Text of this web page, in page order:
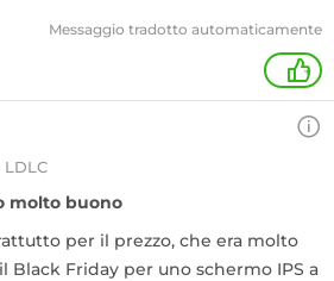
Messaggio tradotto automaticamente
+
LDLC
molto buono
per il prezzo, che era molto
Black Friday per uno schermo IPS a